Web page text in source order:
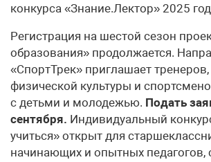
конкурса «Знание.Лектор» 2025
Регистрация на шестой сезон
образования» продолжается.
«СпортТрек» приглашает тренеров,
физической культуры и
с детьми и молодежью. Подать
сентября. Индивидуальный
учиться» открыт для
начинающих и опытных педагогов,